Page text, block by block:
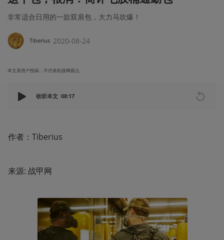
非常适合日用的一款双肩包，大力马吹爆！
Tiberius 2020-08-24
本文系用户投稿，不代表机核网观点
收听本文 08:17
作者：Tiberius
来源: 战甲网